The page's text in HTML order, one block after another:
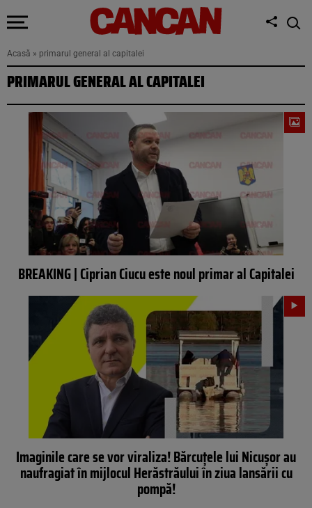
Acasă » primarul general al capitalei
PRIMARUL GENERAL AL CAPITALEI
BREAKING | Ciprian Ciucu este noul primar al Capitalei
Imaginile care se vor viraliza! Bărcuțele lui Nicușor au
naufragiat în mijlocul Herăstrăului în ziua lansării cu
pompă!